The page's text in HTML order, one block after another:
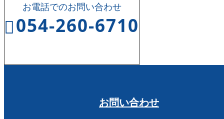
お電話でのお問い合わせ
054-260-6710
お問い合わせ